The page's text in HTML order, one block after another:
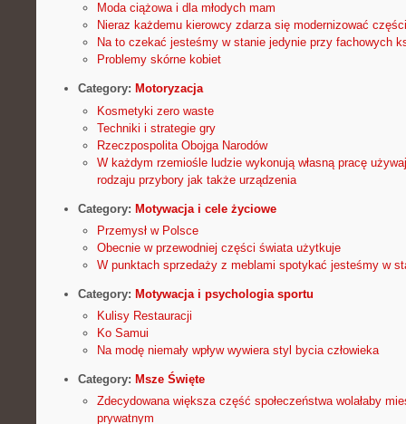
Moda ciążowa i dla młodych mam
Nieraz każdemu kierowcy zdarza się modernizować
Na to czekać jesteśmy w stanie jedynie przy fachowych
Problemy skórne kobiet
Category: Motoryzacja
Kosmetyki zero waste
Techniki i strategie gry
Rzeczpospolita Obojga Narodów
W każdym rzemiośle ludzie wykonują własną pracę
rodzaju przybory jak także urządzenia
Category: Motywacja i cele życiowe
Przemysł w Polsce
Obecnie w przewodniej części świata użytkuje
W punktach sprzedaży z meblami spotykać jesteśmy w
Category: Motywacja i psychologia sportu
Kulisy Restauracji
Ko Samui
Na modę niemały wpływ wywiera styl bycia człowieka
Category: Msze Święte
Zdecydowana większa część społeczeństwa wolałaby
prywatnym